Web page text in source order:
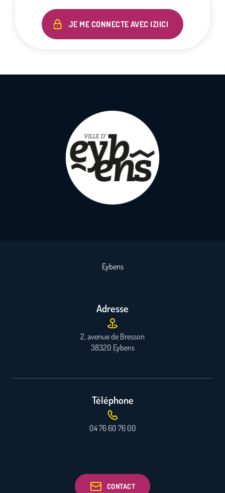
JE ME CONNECTE AVEC IZIICI
Eybens
Adresse
2, avenue de Bresson
38320 Eybens
Téléphone
04 76 60 76 00
CONTACT